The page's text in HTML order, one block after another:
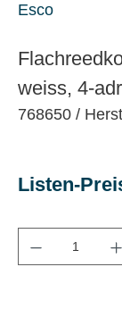
Esco
weiss, 4-
768650 /
Listen-
Maximale